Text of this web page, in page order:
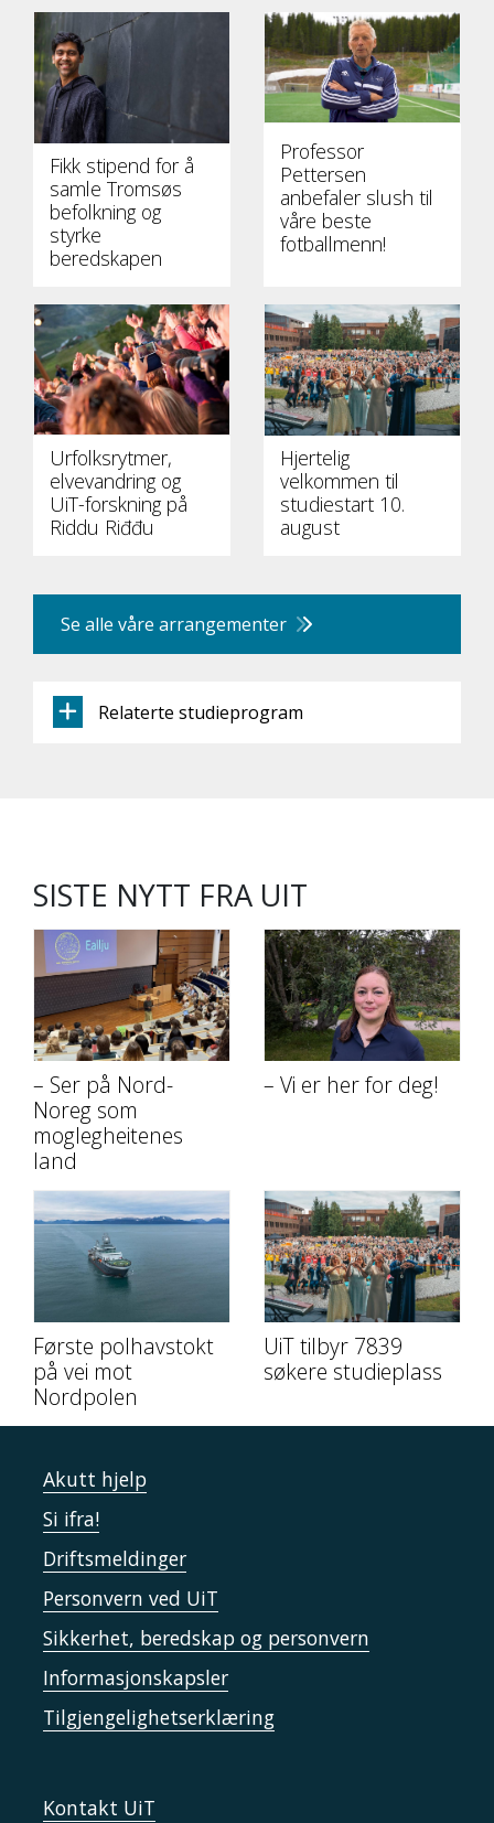
Fikk stipend for å
samle Tromsøs
befolkning og
styrke
beredskapen
Professor
Pettersen
anbefaler slush til
våre beste
fotballmenn!
Urfolksrytmer,
elvevandring og
UiT-forskning på
Riddu Riđđu
Hjertelig
velkommen til
studiestart 10.
august
Se alle våre arrangementer
Relaterte studieprogram
SISTE NYTT FRA UIT
– Ser på Nord-
Noreg som
moglegheitenes
land
– Vi er her for deg!
Første polhavstokt
på vei mot
Nordpolen
UiT tilbyr 7839
søkere studieplass
Akutt hjelp
Si ifra!
Driftsmeldinger
Personvern ved UiT
Sikkerhet, beredskap og personvern
Informasjonskapsler
Tilgjengelighetserklæring
Kontakt UiT